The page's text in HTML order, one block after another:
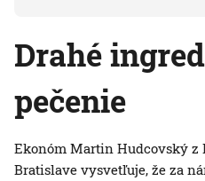
Drahé
pečenie
Ekonóm Martin Hudcovský
Bratislave vysvetľuje, že za